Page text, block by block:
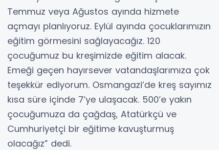
Temmuz veya Ağustos ayında hizmete
açmayı planlıyoruz. Eylül ayında çocuklarımızın
eğitim görmesini sağlayacağız. 120
çocuğumuz bu kreşimizde eğitim alacak.
Emeği geçen hayırsever vatandaşlarımıza çok
teşekkür ediyorum. Osmangazi’de kreş sayımız
kısa süre içinde 7’ye ulaşacak. 500’e yakın
çocuğumuza da çağdaş, Atatürkçü ve
Cumhuriyetçi bir eğitime kavuşturmuş
olacağız” dedi.